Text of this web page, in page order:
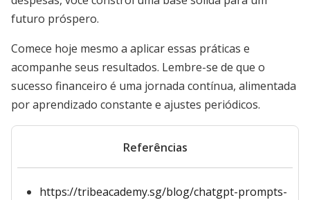
futuro próspero.
Comece hoje mesmo a aplicar essas práticas e
acompanhe seus resultados. Lembre-se de que o
sucesso financeiro é uma jornada contínua, alimentada
por aprendizado constante e ajustes periódicos.
Referências
https://tribeacademy.sg/blog/chatgpt-prompts-